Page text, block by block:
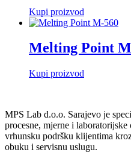
Kupi proizvod
Melting Point
Kupi proizvod
MPS Lab d.o.o. Sarajevo je
procesne, mjerne i
vrhunsku podršku klijentima
obuku i servisnu uslugu.